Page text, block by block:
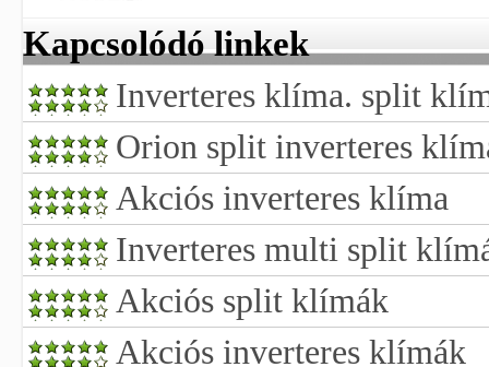
Kapcsolódó linkek
Inverteres klíma. split
Orion split inverteres
Akciós inverteres klíma
Inverteres multi split
Akciós split klímák
Akciós inverteres klímák